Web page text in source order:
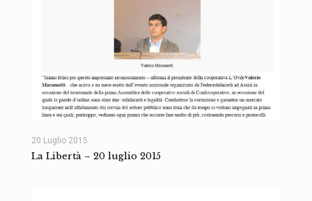
20 Luglio 2015
La Libertà – 20 luglio 2015